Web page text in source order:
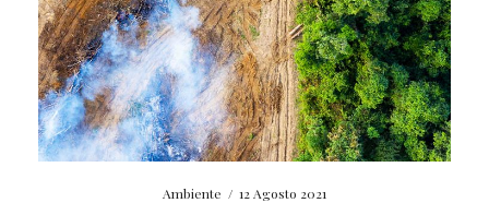
Ambiente / 12 Agosto 2021